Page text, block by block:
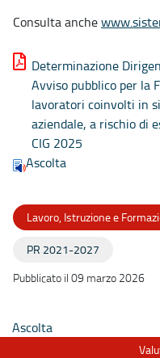
Consulta anche
Determinazione
Avviso pubblico per la
lavoratori coinvolti in
aziendale, a rischio di
CIG 2025
Ascolta
Lavoro, Istruzione e
PR 2021-2027
Pubblicato il 09 marzo 2026
Ascolta